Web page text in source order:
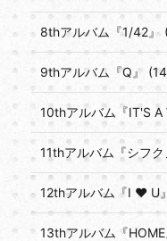
8thアルバム『1/42』
9thアルバム『Q』
10thアルバム『IT'S A
11thアルバム『シフ
12thアルバム『I ♥ U
13thアルバム『